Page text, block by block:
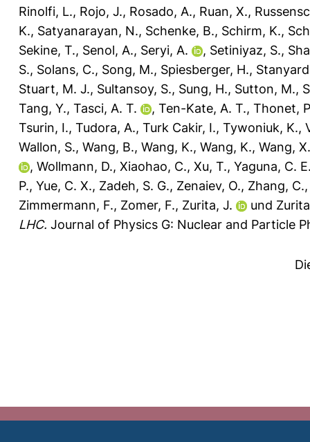
Rinolfi, L., Rojo, J., Rosado, A., Ruan, X.,
K., Satyanarayan, N., Schenke, B., Schirm, K.,
Sekine, T., Senol, A., Seryi, A. , Setiniyaz, S.,
S., Solans, C., Song, M., Spiesberger, H.,
Stuart, M. J., Sultansoy, S., Sung, H., Sutton, M.,
Tang, Y., Tasci, A. T. , Ten-Kate, A. T., Thonet,
Tsurin, I., Tudora, A., Turk Cakir, I., Tywoniuk, K.,
Wallon, S., Wang, B., Wang, K., Wang, K., Wang, X.
, Wollmann, D., Xiaohao, C., Xu, T., Yaguna, C.
P., Yue, C. X., Zadeh, S. G., Zenaiev, O., Zhang, C.
Zimmermann, F., Zomer, F., Zurita, J. und
LHC. Journal of Physics G: Nuclear and Particle